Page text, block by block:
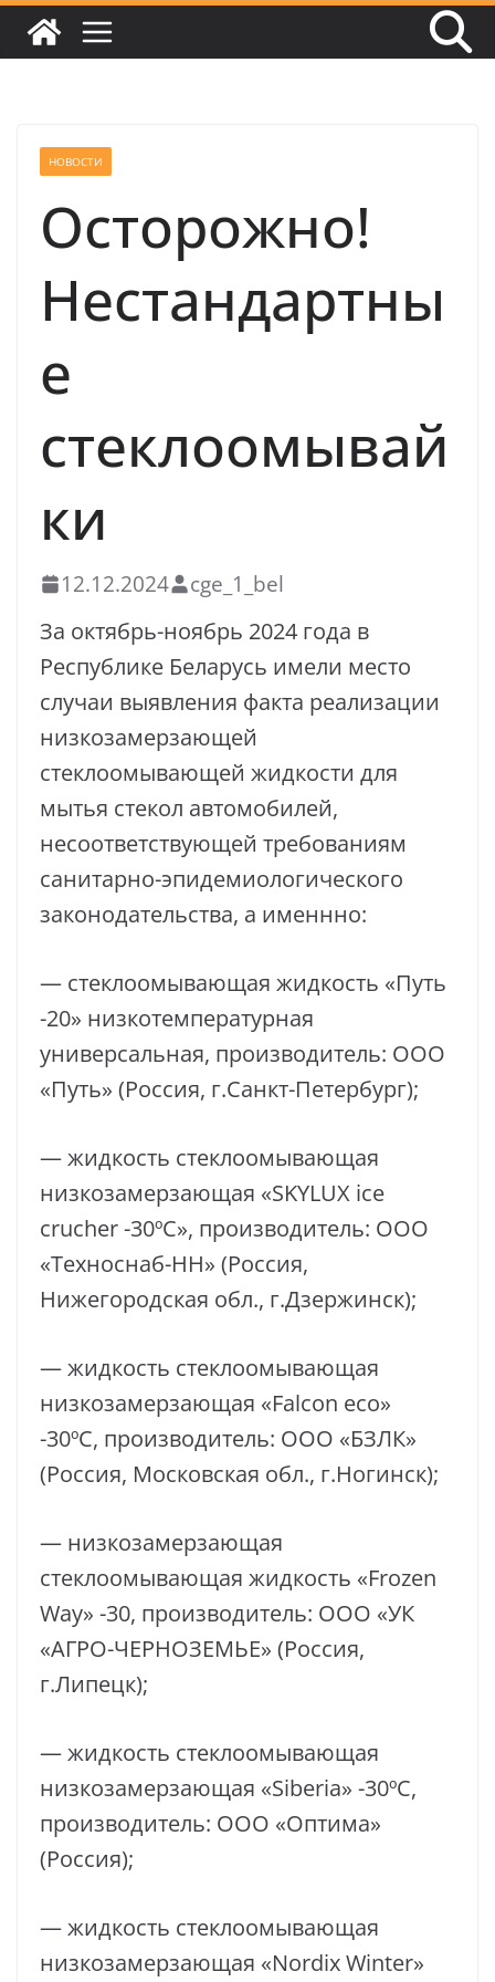
НОВОСТИ
Осторожно!
Нестандартны
е
стеклоомывай
ки
12.12.2024
cge_1_bel
За октябрь-ноябрь 2024 года в
Республике Беларусь имели место
случаи выявления факта реализации
низкозамерзающей
стеклоомывающей жидкости для
мытья стекол автомобилей,
несоответствующей требованиям
санитарно-эпидемиологического
законодательства, а именнно:
— стеклоомывающая жидкость «Путь
-20» низкотемпературная
универсальная, производитель: ООО
«Путь» (Россия, г.Санкт-Петербург);
— жидкость стеклоомывающая
низкозамерзающая «SKYLUX ice
crucher -30ºC», производитель: ООО
«Техноснаб-НН» (Россия,
Нижегородская обл., г.Дзержинск);
— жидкость стеклоомывающая
низкозамерзающая «Falcon eco»
-30ºC, производитель: ООО «БЗЛК»
(Россия, Московская обл., г.Ногинск);
— низкозамерзающая
стеклоомывающая жидкость «Frozen
Way» -30, производитель: ООО «УК
«АГРО-ЧЕРНОЗЕМЬЕ» (Россия,
г.Липецк);
— жидкость стеклоомывающая
низкозамерзающая «Siberia» -30ºC,
производитель: ООО «Оптима»
(Россия);
— жидкость стеклоомывающая
низкозамерзающая «Nordix Winter»